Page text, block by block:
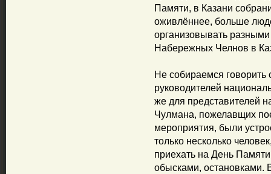
Памяти, в Казани
оживлённее, больше
организовывать разными
Набережных Челнов в
Не собираемся
руководителей
же для представителей
Чулмана, пожелавщих
мероприятия, были
только несколько
приехать на День
обысками, остановками.